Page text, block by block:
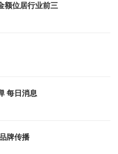
额位居行业前三
每日消息
牌传播